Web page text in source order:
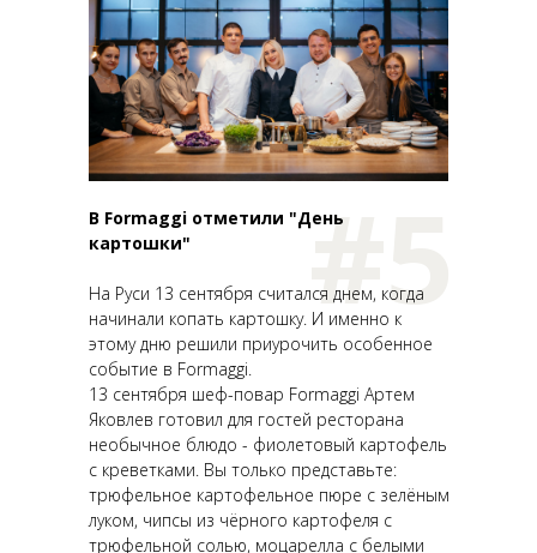
#5
В Formaggi отметили "День
картошки"
На Руси 13 сентября считался днем, когда
начинали копать картошку. И именно к
этому дню решили приурочить особенное
событие в Formaggi.
13 сентября шеф-повар Formaggi Артем
Яковлев готовил для гостей ресторана
необычное блюдо - фиолетовый картофель
с креветками. Вы только представьте:
трюфельное картофельное пюре с зелёным
луком, чипсы из чёрного картофеля с
трюфельной солью, моцарелла с белыми